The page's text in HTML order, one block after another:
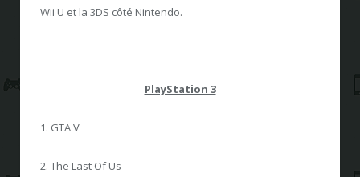
Wii U et la 3DS côté Nintendo.
PlayStation 3
1. GTA V
2. The Last Of Us